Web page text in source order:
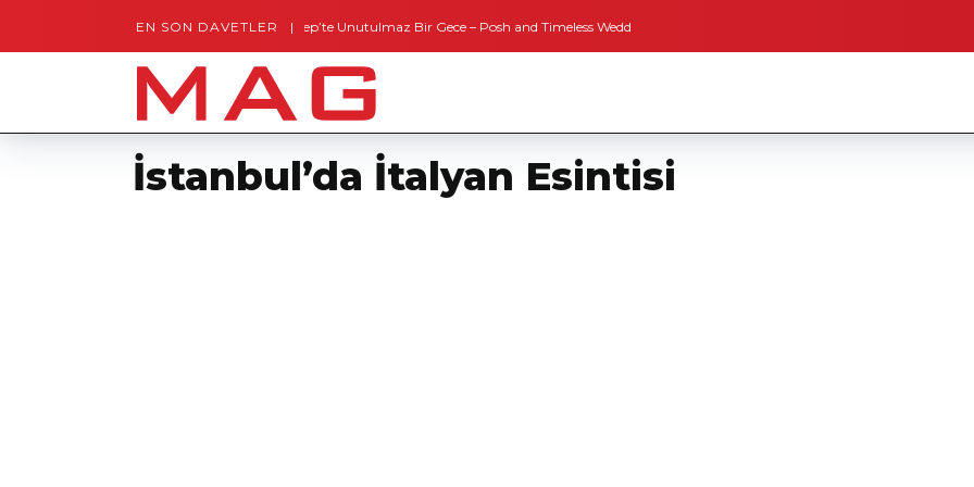
EN SON DAVETLER
Gaziantep’te Unutulmaz Bir Gece – Posh and Timeless Weddings Bodrum’dan İngiltere’ye Kısa Bir Yolculuk
İstanbul’da İtalyan Esintisi